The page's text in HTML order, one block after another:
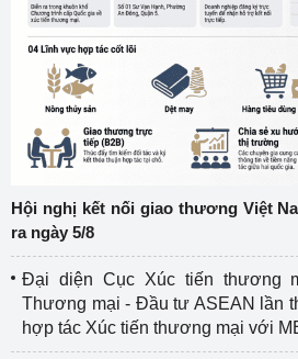
Hội nghị kết nối giao thương Việt
ra ngày 5/8
Đại diện Cục Xúc tiến thương
Thương mại - Đầu tư ASEAN lần
hợp tác Xúc tiến thương mại với